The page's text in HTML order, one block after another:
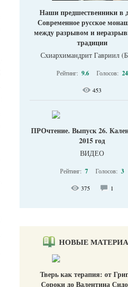
Наши предшественники в
Современное русское
между разрывом и
традиции
Схиархимандрит Гавриил
Рейтинг: 9.6 Голосов: 24
453
ПРОчтение. Выпуск 26.
2015 год
ВИДЕО
Рейтинг: 7 Голосов: 3
375 1
НОВЫЕ
Тверь как терапия: от
Сороки до Валентина